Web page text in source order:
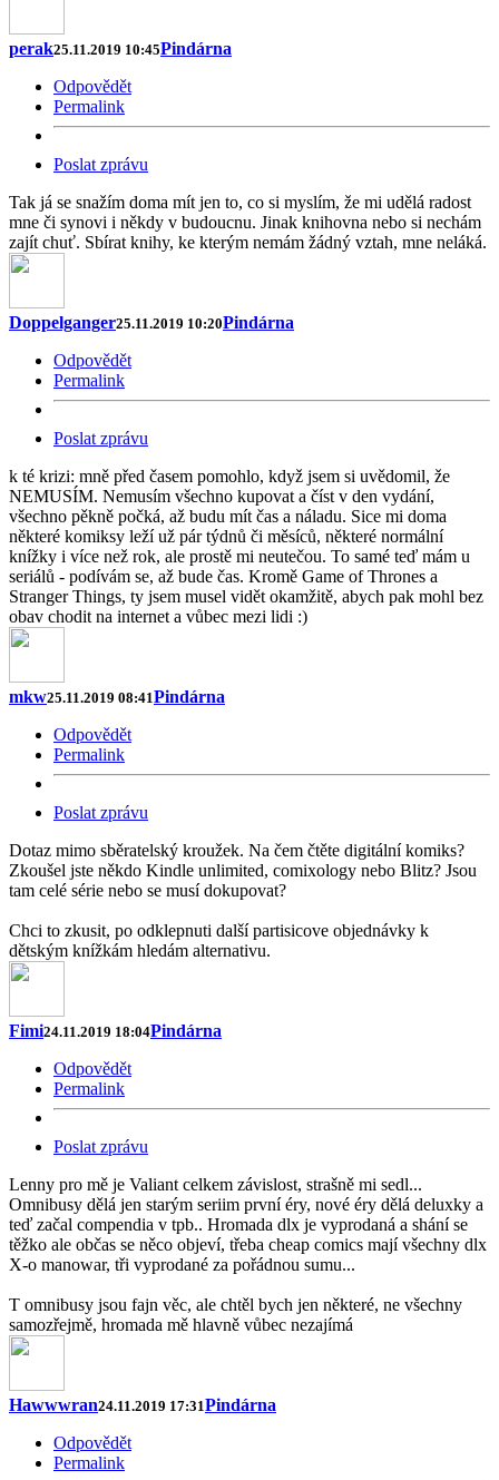
perak25.11.2019 10:45Pindárna
Odpovědět
Permalink
Poslat zprávu
Tak já se snažím doma mít jen to, co si myslím, že mi udělá radost
mne či synovi i někdy v budoucnu. Jinak knihovna nebo si nechám
zajít chuť. Sbírat knihy, ke kterým nemám žádný vztah, mne neláká.
Doppelganger25.11.2019 10:20Pindárna
Odpovědět
Permalink
Poslat zprávu
k té krizi: mně před časem pomohlo, když jsem si uvědomil, že
NEMUSÍM. Nemusím všechno kupovat a číst v den vydání,
všechno pěkně počká, až budu mít čas a náladu. Sice mi doma
některé komiksy leží už pár týdnů či měsíců, některé normální
knížky i více než rok, ale prostě mi neutečou. To samé teď mám u
seriálů - podívám se, až bude čas. Kromě Game of Thrones a
Stranger Things, ty jsem musel vidět okamžitě, abych pak mohl bez
obav chodit na internet a vůbec mezi lidi :)
mkw25.11.2019 08:41Pindárna
Odpovědět
Permalink
Poslat zprávu
Dotaz mimo sběratelský kroužek. Na čem čtěte digitální komiks?
Zkoušel jste někdo Kindle unlimited, comixology nebo Blitz? Jsou
tam celé série nebo se musí dokupovat?
Chci to zkusit, po odklepnuti další partisicove objednávky k
dětským knížkám hledám alternativu.
Fimi24.11.2019 18:04Pindárna
Odpovědět
Permalink
Poslat zprávu
Lenny pro mě je Valiant celkem závislost, strašně mi sedl...
Omnibusy dělá jen starým seriim první éry, nové éry dělá deluxky a
teď začal compendia v tpb.. Hromada dlx je vyprodaná a shání se
těžko ale občas se něco objeví, třeba cheap comics mají všechny dlx
X-o manowar, tři vyprodané za pořádnou sumu...
T omnibusy jsou fajn věc, ale chtěl bych jen některé, ne všechny
samozřejmě, hromada mě hlavně vůbec nezajímá
Hawwwran24.11.2019 17:31Pindárna
Odpovědět
Permalink